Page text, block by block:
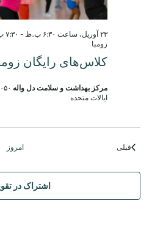
کلاس‌های رایگان
۲۳ آوریل، ساعت ۶:۳۰ ب.ظ - ۷:۳۰ ب.ظ
زومبا
مرکز بهداشت و سلامت دل واله
ایالات متحده
قبلیرویدادها امروز
اشتراک در